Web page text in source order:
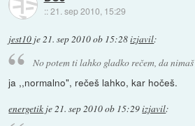
::21. sep 2010, 15:29
jest10 je21. sep 2010 ob 15:28izjavil:
No potem ti lahko gladko rečem, da
ja ,,normalno", rečeš lahko, kar hočeš.
energetik je21. sep 2010 ob 15:29izjavil: